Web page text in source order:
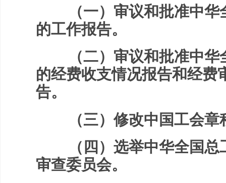
（一）审议和批准中华
的工作报告。
（二）审议和批准中华
的经费收支情况报告和经费
告。
（三）修改中国工会章
（四）选举中华全国总
审查委员会。